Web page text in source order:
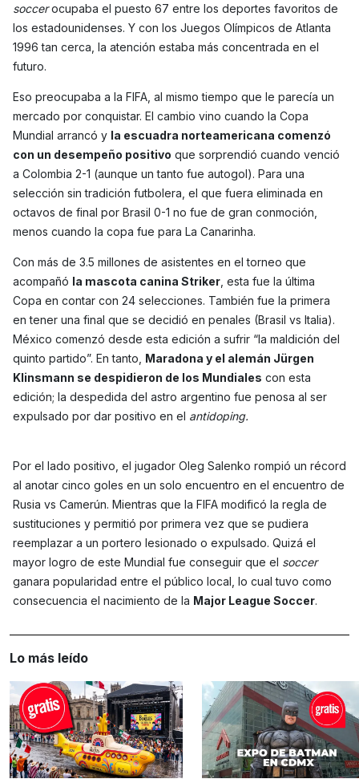
soccerocupaba el puesto 67 entre los deportes favoritos de
los estadounidenses. Y con los Juegos Olímpicos de Atlanta
1996 tan cerca, la atención estaba más concentrada en el
futuro.
Eso preocupaba a la FIFA, al mismo tiempo que le parecía un
mercado por conquistar. El cambio vino cuando la Copa
Mundial arrancó y la escuadra norteamericana comenzó
con un desempeño positivo que sorprendió cuando venció
a Colombia 2-1 (aunque un tanto fue autogol). Para una
selección sin tradición futbolera, el que fuera eliminada en
octavos de final por Brasil 0-1 no fue de gran conmoción,
menos cuando la copa fue para La Canarinha.
Con más de 3.5 millones de asistentes en el torneo que
acompañó la mascota canina Striker , esta fue la última
Copa en contar con 24 selecciones. También fue la primera
en tener una final que se decidió en penales (Brasil vs Italia).
México comenzó desde esta edición a sufrir “la maldición del
quinto partido”. En tanto, Maradona y el alemán Jürgen
Klinsmann se despidieron de los Mundiales con esta
edición; la despedida del astro argentino fue penosa al ser
expulsado por dar positivo en el antidoping.
Por el lado positivo, el jugador Oleg Salenko rompió un récord
al anotar cinco goles en un solo encuentro en el encuentro de
Rusia vs Camerún. Mientras que la FIFA modificó la regla de
sustituciones y permitió por primera vez que se pudiera
reemplazar a un portero lesionado o expulsado. Quizá el
mayor logro de este Mundial fue conseguir que el soccer
ganara popularidad entre el público local, lo cual tuvo como
consecuencia el nacimiento de la Major League Soccer.
Lo más leído